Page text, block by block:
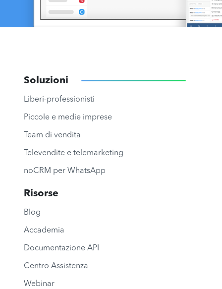
Soluzioni
Liberi-professionisti
Piccole e medie imprese
Team di vendita
Televendite e telemarketing
noCRM per WhatsApp
Risorse
Blog
Accademia
Documentazione API
Centro Assistenza
Webinar